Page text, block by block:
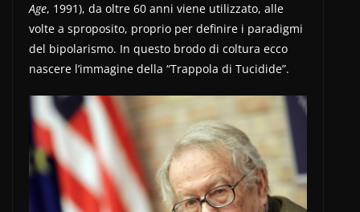
Age, 1991), da oltre 60 anni viene utilizzato, alle
volte a sproposito, proprio per definire i paradigmi
del bipolarismo. In questo brodo di coltura ecco
nascere l’immagine della “Trappola di Tucidide”.